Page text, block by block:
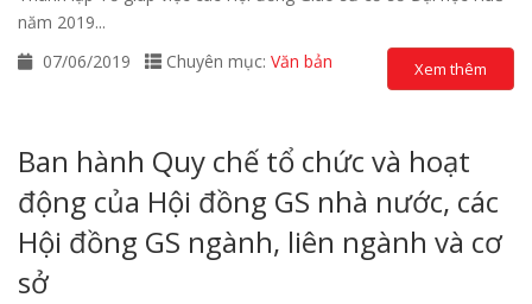
năm 2019...
07/06/2019
Chuyên mục: Văn bản Xem thêm
Ban hành Quy chế tổ chức và hoạt
động của Hội đồng GS nhà nước, các
Hội đồng GS ngành, liên ngành và cơ
sở